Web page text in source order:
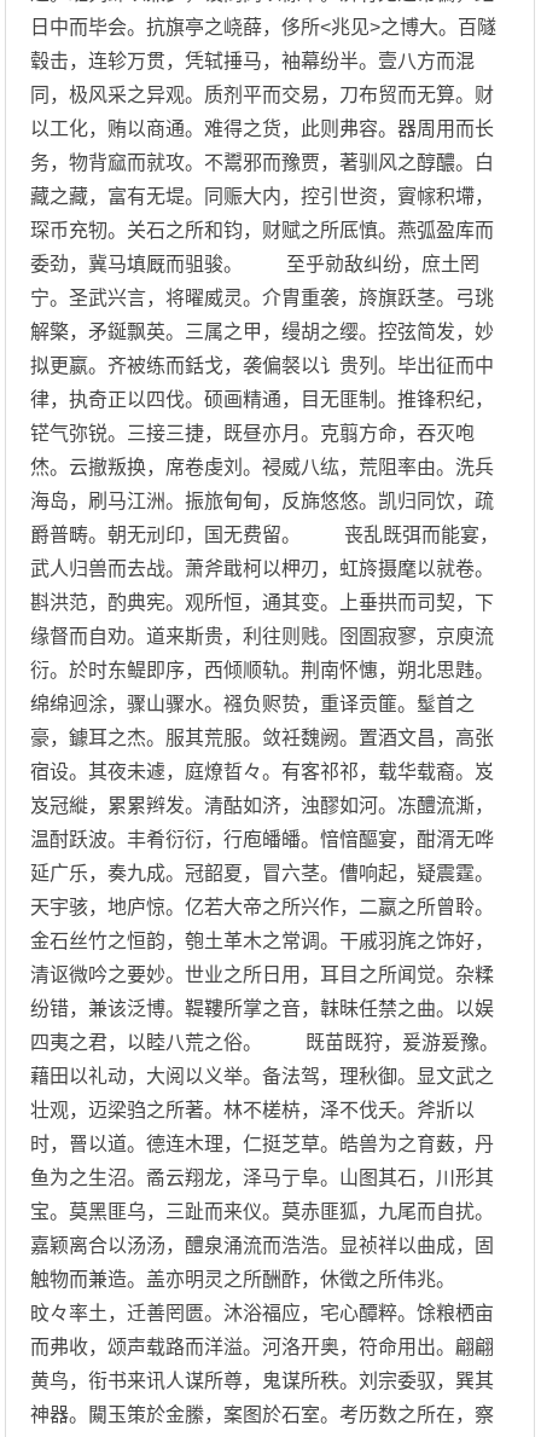
日中而毕会。抗旗亭之峣薛，侈所<兆见>之博大。百隧
毂击，连轸万贯，凭轼捶马，袖幕纷半。壹八方而混
同，极风采之异观。质剂平而交易，刀布贸而无算。财
以工化，贿以商通。难得之货，此则弗容。器周用而长
务，物背窳而就攻。不鬻邪而豫贾，著驯风之醇醲。白
藏之藏，富有无堤。同赈大内，控引世资，賨幏积墆，
琛币充牣。关石之所和钧，财赋之所厎慎。燕弧盈库而
委劲，冀马填厩而驵骏。 至乎勍敌纠纷，庶土罔
宁。圣武兴言，将曜威灵。介胄重袭，旍旗跃茎。弓珧
解檠，矛鋋飘英。三属之甲，缦胡之缨。控弦简发，妙
拟更嬴。齐被练而銛戈，袭偏裻以讠贵列。毕出征而中
律，执奇正以四伐。硕画精通，目无匪制。推锋积纪，
铓气弥锐。三接三捷，既昼亦月。克翦方命，吞灭咆
烋。云撤叛换，席卷虔刘。祲威八纮，荒阻率由。洗兵
海岛，刷马江洲。振旅甸甸，反旆悠悠。凯归同饮，疏
爵普畴。朝无刓印，国无费留。 丧乱既弭而能宴，
武人归兽而去战。萧斧戢柯以柙刃，虹旍摄麾以就卷。
斟洪范，酌典宪。观所恒，通其变。上垂拱而司契，下
缘督而自劝。道来斯贵，利往则贱。囹圄寂寥，京庾流
衍。於时东鳀即序，西倾顺轨。荆南怀憓，朔北思韪。
绵绵迥涂，骤山骤水。襁负赆贽，重译贡篚。髽首之
豪，鐻耳之杰。服其荒服。敛衽魏阙。置酒文昌，高张
宿设。其夜未遽，庭燎晢々。有客祁祁，载华载裔。岌
岌冠縰，累累辫发。清酤如济，浊醪如河。冻醴流澌，
温酎跃波。丰肴衍衍，行庖皤皤。愔愔醧宴，酣湑无哗
延广乐，奏九成。冠韶夏，冒六茎。傮响起，疑震霆。
天宇骇，地庐惊。亿若大帝之所兴作，二嬴之所曾聆。
金石丝竹之恒韵，匏土革木之常调。干戚羽旄之饰好，
清讴微吟之要妙。世业之所日用，耳目之所闻觉。杂糅
纷错，兼该泛博。鞮鞻所掌之音，韎昧任禁之曲。以娱
四夷之君，以睦八荒之俗。 既苗既狩，爰游爰豫。
藉田以礼动，大阅以义举。备法驾，理秋御。显文武之
壮观，迈梁驺之所著。林不槎枿，泽不伐夭。斧斨以
时，罾以道。德连木理，仁挺芝草。皓兽为之育薮，丹
鱼为之生沼。矞云翔龙，泽马亍阜。山图其石，川形其
宝。莫黑匪乌，三趾而来仪。莫赤匪狐，九尾而自扰。
嘉颖离合以汤汤，醴泉涌流而浩浩。显祯祥以曲成，固
触物而兼造。盖亦明灵之所酬酢，休徵之所伟兆。
旼々率土，迁善罔匮。沐浴福应，宅心醰粹。馀粮栖亩
而弗收，颂声载路而洋溢。河洛开奥，符命用出。翩翩
黄鸟，衔书来讯人谋所尊，鬼谋所秩。刘宗委驭，巽其
神器。闚玉策於金縢，案图於石室。考历数之所在，察